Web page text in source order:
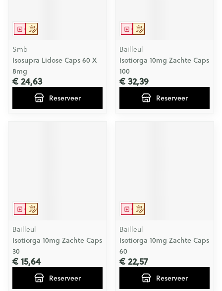
Op voorschrift
Geneesmiddel
Smb
Isosupra Lidose Caps 60 X
8mg
€ 24,63
Reserveer
Op voorschrift
Geneesmiddel
Bailleul
Isotiorga 10mg Zachte Caps
100
€ 32,39
Reserveer
Op voorschrift
Geneesmiddel
Bailleul
Isotiorga 10mg Zachte Caps
30
€ 15,64
Reserveer
Op voorschrift
Geneesmiddel
Bailleul
Isotiorga 10mg Zachte Caps
60
€ 22,57
Reserveer